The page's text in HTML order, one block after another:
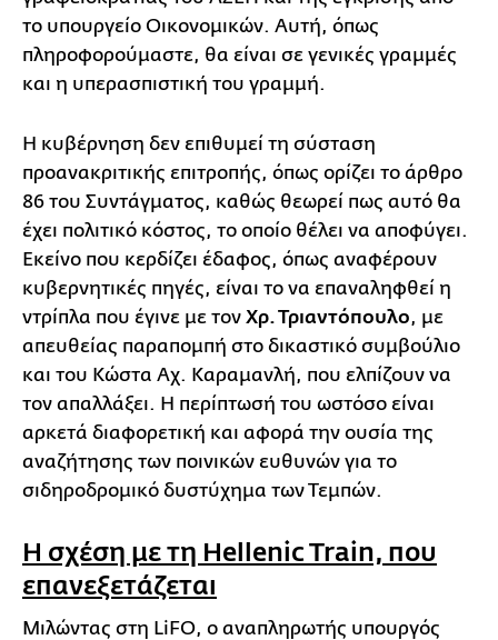
το υπουργείο Οικονομικών. Αυτή, όπως
πληροφορούμαστε, θα είναι σε γενικές γραμμές
και η υπερασπιστική του γραμμή.
Η κυβέρνηση δεν επιθυμεί τη σύσταση
προανακριτικής επιτροπής, όπως ορίζει το άρθρο
86 του Συντάγματος, καθώς θεωρεί πως αυτό θα
έχει πολιτικό κόστος, το οποίο θέλει να αποφύγει.
Εκείνο που κερδίζει έδαφος, όπως αναφέρουν
κυβερνητικές πηγές, είναι το να επαναληφθεί η
ντρίπλα που έγινε με τον Χρ. Τριαντόπουλο, με
απευθείας παραπομπή στο δικαστικό συμβούλιο
και του Κώστα Αχ. Καραμανλή, που ελπίζουν να
τον απαλλάξει. Η περίπτωσή του ωστόσο είναι
αρκετά διαφορετική και αφορά την ουσία της
αναζήτησης των ποινικών ευθυνών για το
σιδηροδρομικό δυστύχημα των Τεμπών.
Η σχέση με τη Hellenic Train, που
επανεξετάζεται
Μιλώντας στη LiFO, ο αναπληρωτής υπουργός